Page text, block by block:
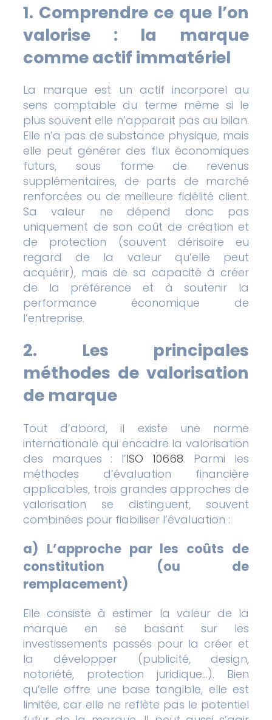
1. Comprendre ce que l’on
valorise : la marque
comme actif immatériel
La marque est un actif incorporel au
sens comptable du terme même si le
plus souvent elle n’apparait pas au bilan.
Elle n’a pas de substance physique, mais
elle peut générer des flux économiques
futurs, sous forme de revenus
supplémentaires, de parts de marché
renforcées ou de meilleure fidélité client.
Sa valeur ne dépend donc pas
uniquement de son coût de création et
de protection (souvent dérisoire eu
regard de la valeur qu’elle peut
acquérir), mais de sa capacité à créer
de la préférence et à soutenir la
performance économique de
l’entreprise.
2. Les principales
méthodes de valorisation
de marque
Tout d’abord, il existe une norme
internationale qui encadre la valorisation
des marques : l’ISO 10668. Parmi les
méthodes d’évaluation financière
applicables, trois grandes approches de
valorisation se distinguent, souvent
combinées pour fiabiliser l’évaluation :
a) L’approche par les coûts de
constitution (ou de
remplacement)
Elle consiste à estimer la valeur de la
marque en se basant sur les
investissements passés pour la créer et
la développer (publicité, design,
notoriété, protection juridique…). Bien
qu’elle offre une base tangible, elle est
limitée, car elle ne reflète pas le potentiel